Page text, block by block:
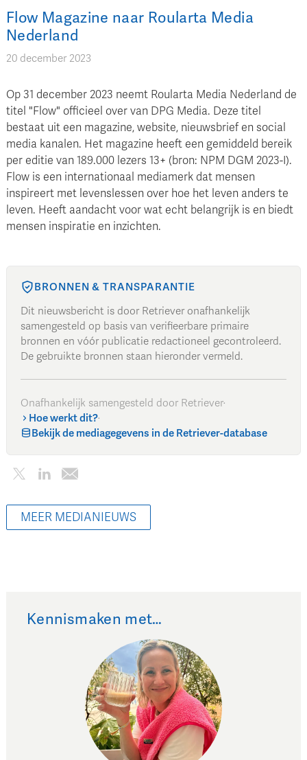
Flow Magazine naar Roularta Media
Nederland
20 december 2023
Op 31 december 2023 neemt Roularta Media Nederland de
titel "Flow" officieel over van DPG Media. Deze titel
bestaat uit een magazine, website, nieuwsbrief en social
media kanalen. Het magazine heeft een gemiddeld bereik
per editie van 189.000 lezers 13+ (bron: NPM DGM 2023-I).
Flow is een internationaal mediamerk dat mensen
inspireert met levenslessen over hoe het leven anders te
leven. Heeft aandacht voor wat echt belangrijk is en biedt
mensen inspiratie en inzichten.
BRONNEN & TRANSPARANTIE
Dit nieuwsbericht is door Retriever onafhankelijk
samengesteld op basis van verifieerbare primaire
bronnen en vóór publicatie redactioneel gecontroleerd.
De gebruikte bronnen staan hieronder vermeld.
Onafhankelijk samengesteld door Retriever·
Hoe werkt dit?·
Bekijk de mediagegevens in de Retriever-database
MEER MEDIANIEUWS
Kennismaken met…